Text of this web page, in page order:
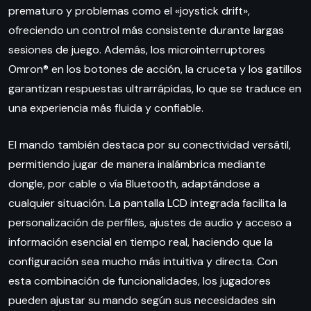
prematuro y problemas como el «joystick drift»,
ofreciendo un control más consistente durante largas
sesiones de juego. Además, los microinterruptores
Omron® en los botones de acción, la cruceta y los gatillos
garantizan respuestas ultrarrápidas, lo que se traduce en
una experiencia más fluida y confiable.
El mando también destaca por su conectividad versátil,
permitiendo jugar de manera inalámbrica mediante
dongle, por cable o vía Bluetooth, adaptándose a
cualquier situación. La pantalla LCD integrada facilita la
personalización de perfiles, ajustes de audio y acceso a
información esencial en tiempo real, haciendo que la
configuración sea mucho más intuitiva y directa. Con
esta combinación de funcionalidades, los jugadores
pueden ajustar su mando según sus necesidades sin